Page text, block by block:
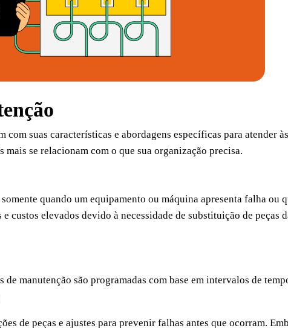
suas características e abordagens específicas para atender
se relacionam com o que sua organização precisa.
quando um equipamento ou máquina apresenta falha ou
custos elevados devido à necessidade de substituição de peças
de manutenção são programadas com base em intervalos de
de peças e ajustes para prevenir falhas antes que ocorram.